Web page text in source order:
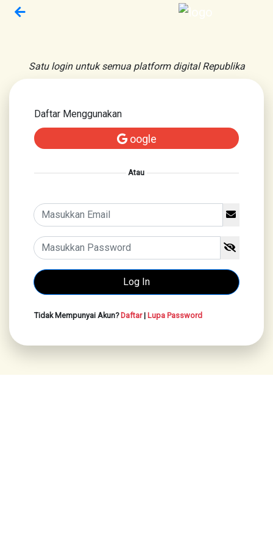
Satu login untuk semua platform digital Republika
Daftar Menggunakan
oogle
Atau
Tidak Mempunyai Akun?Daftar| Lupa Password